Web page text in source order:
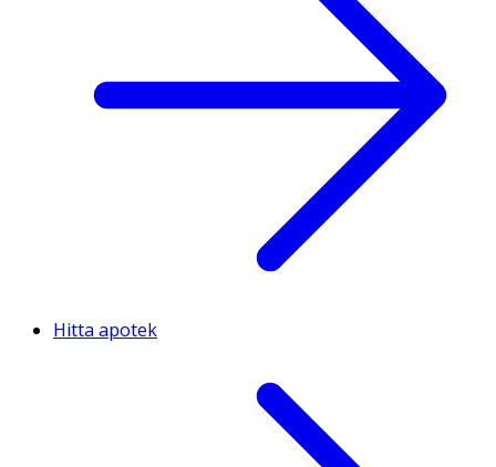
Hitta apotek